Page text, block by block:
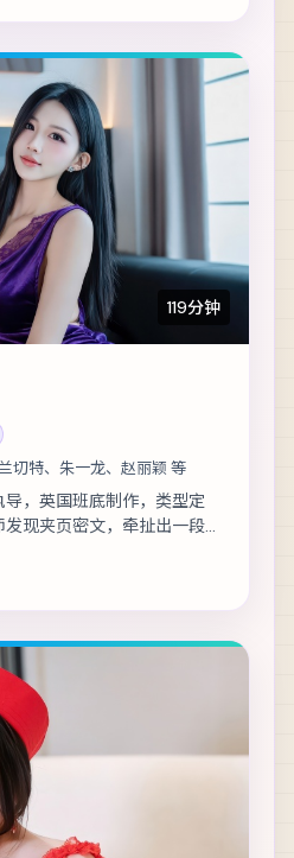
119分钟
切特、朱一龙、赵丽颖 等
导，英国班底制作，类型定
现夹页密文，牵扯出一段
丰富。节奏层层推进，...